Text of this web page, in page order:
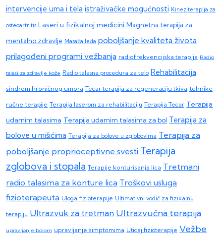
intervencije uma i tela istraživačke mogućnosti Kineziterapija za
osteoartritis Laseri u fizikalnoj medicini Magnetna terapija za
mentalno zdravlje Masaža leđa poboljšanje kvaliteta života
prilagođeni programi vežbanja radiofrekvencijska terapija Radio
talasi za zdravlje kože Radio talasna procedura za telo Rehabilitacija
sindrom hroničnog umora Tecar terapija za regeneraciju tkiva tehnike
ručne terapije Terapija laserom za rehabilitaciju Terapija Tecar Terapija
udarnim talasima Terapija udarnim talasima za bol Terapija za
bolove u mišićima Terapija za bolove u zglobovima Terapija za
poboljšanje proprioceptivne svesti Terapija
zglobova i stopala Terapije konturisanja lica Tretmani
radio talasima za konture lica Troškovi usluga
fizioterapeuta Uloga fizioterapije Ultimativni vodič za fizikalnu
terapiju Ultrazvuk za tretman Ultrazvučna terapija
upravljanje bolom upravljanje simptomima Uticaj fizioterapije Vežbe